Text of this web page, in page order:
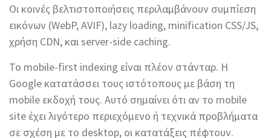
Οι κοινές βελτιστοποιήσεις περιλαμβάνουν συμπίεση
εικόνων (WebP, AVIF), lazy loading, minification CSS/JS,
χρήση CDN, και server-side caching.
Το mobile-first indexing είναι πλέον στάνταρ. Η
Google κατατάσσει τους ιστότοπους με βάση τη
mobile εκδοχή τους. Αυτό σημαίνει ότι αν το mobile
site έχει λιγότερο περιεχόμενο ή τεχνικά προβλήματα
σε σχέση με το desktop, οι κατατάξεις πέφτουν.